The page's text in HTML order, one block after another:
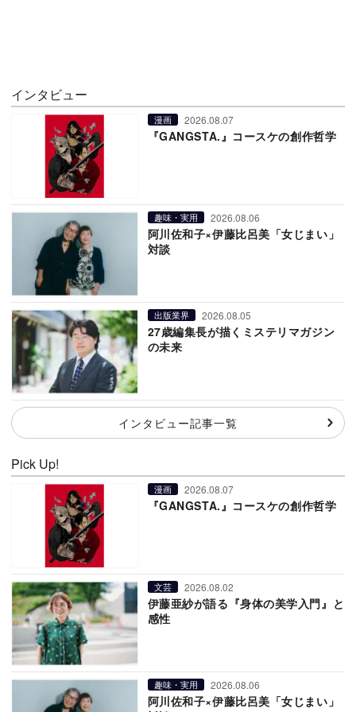
インタビュー
漫画 2026.08.07
『GANGSTA.』コースケの創作哲学
趣味・実用 2026.08.06
阿川佐和子×伊藤比呂美「女じまい」
対談
出版業界 2026.08.05
27歳編集長が描くミステリマガジン
の未来
インタビュー記事一覧
Pick Up!
漫画 2026.08.07
『GANGSTA.』コースケの創作哲学
文芸 2026.08.02
伊藤亜紗が語る『身体の美学入門』と
感性
趣味・実用 2026.08.06
阿川佐和子×伊藤比呂美「女じまい」